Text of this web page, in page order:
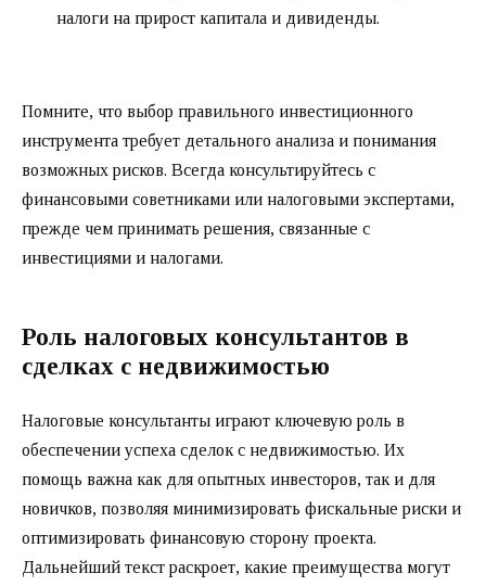
налоги на прирост капитала и дивиденды.
Помните, что выбор правильного инвестиционного
инструмента требует детального анализа и понимания
возможных рисков. Всегда консультируйтесь с
финансовыми советниками или налоговыми экспертами,
прежде чем принимать решения, связанные с
инвестициями и налогами.
Роль налоговых консультантов в
сделках с недвижимостью
Налоговые консультанты играют ключевую роль в
обеспечении успеха сделок с недвижимостью. Их
помощь важна как для опытных инвесторов, так и для
новичков, позволяя минимизировать фискальные риски и
оптимизировать финансовую сторону проекта.
Дальнейший текст раскроет, какие преимущества могут